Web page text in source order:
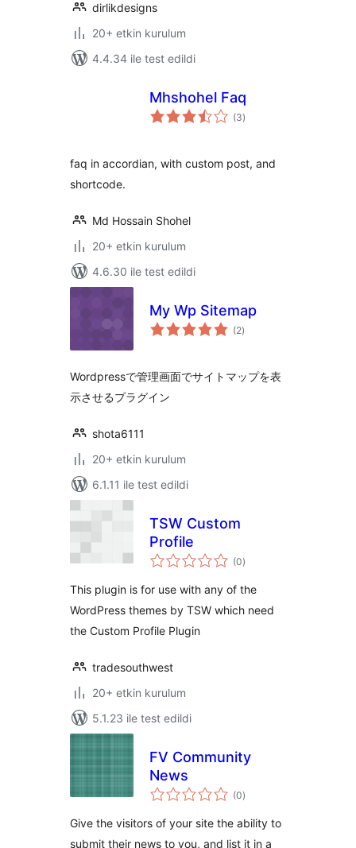
dirlikdesigns
20+ etkin kurulum
4.4.34 ile test edildi
Mhshohel Faq
(3toplam
puan
)
faq in accordian, with custom post, and
shortcode.
Md Hossain Shohel
20+ etkin kurulum
4.6.30 ile test edildi
My Wp Sitemap
(2toplam
puan
)
Wordpressで管理画面でサイトマップを表
示させるプラグイン
shota6111
20+ etkin kurulum
6.1.11 ile test edildi
TSW Custom
Profile
(0toplam
puan
)
This plugin is for use with any of the
WordPress themes by TSW which need
the Custom Profile Plugin
tradesouthwest
20+ etkin kurulum
5.1.23 ile test edildi
FV Community
News
(0toplam
puan
)
Give the visitors of your site the ability to
submit their news to you, and list it in a